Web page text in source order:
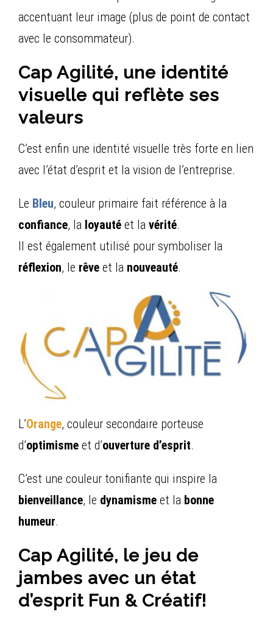
accentuant leur image (plus de point de contact
avec le consommateur).
Cap Agilité, une identité
visuelle qui reflète ses
valeurs
C’est enfin une identité visuelle très forte en lien
avec l’état d’esprit et la vision de l’entreprise.
Le Bleu, couleur primaire fait référence à la
confiance, la loyauté et la vérité.
Il est également utilisé pour symboliser la
réflexion, le rêve et la nouveauté.
L’Orange, couleur secondaire porteuse
d’optimisme et d’ouverture d’esprit.
C’est une couleur tonifiante qui inspire la
bienveillance, le dynamisme et la bonne
humeur.
Cap Agilité, le jeu de
jambes avec un état
d’esprit Fun & Créatif!